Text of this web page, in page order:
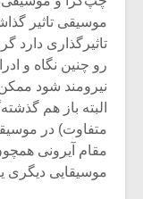
موسیقی تاثیر
تاثیرگذاری‌ دارد
رو چنین نگاه و
نیرومند شود
البته باز هم
متفاوت) در
مقام آیرونی
موسیقایی دیگری